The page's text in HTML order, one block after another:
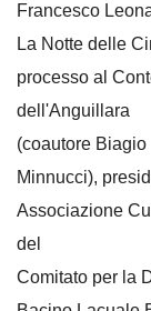
Francesco
La Notte delle
processo al
dell'Anguillara
(coautore Biagio
Minnucci),
Associazione
del
Comitato per la